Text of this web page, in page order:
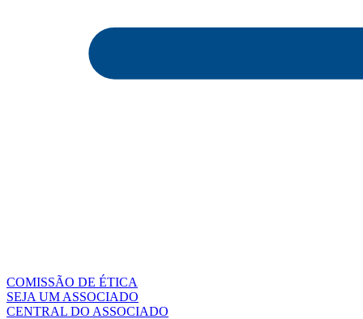
COMISSÃO DE ÉTICA
SEJA UM ASSOCIADO
CENTRAL DO ASSOCIADO